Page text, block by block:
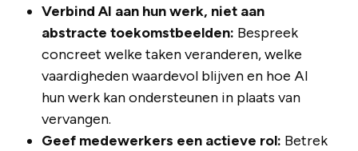
Verbind AI aan hun werk, niet aan
abstracte toekomstbeelden: Bespreek
concreet welke taken veranderen, welke
vaardigheden waardevol blijven en hoe AI
hun werk kan ondersteunen in plaats van
vervangen.
Geef medewerkers een actieve rol: Betrek